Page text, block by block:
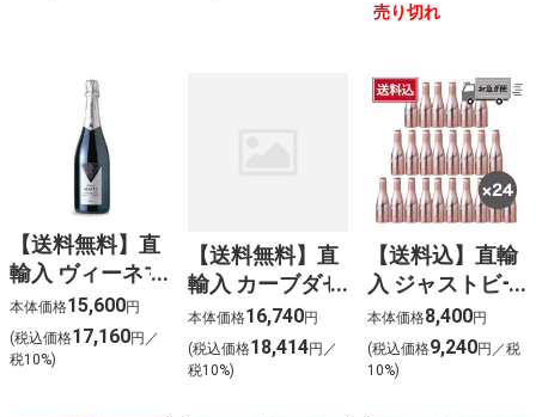
売り切れ
【送料無料】直
輸入 ヴィーネマ
ッテ プロセッコ
DOCG ブリュッ
ト (泡白)（6本
本体価格15,600円
(税込価格17,160円／
税10%)
【送料無料】直
輸入 カーブダゼ
ブルゴーニュシ
ャルドネ（6本
入）
本体価格16,740円
(税込価格18,414円／
税10%)
【送料込】直輸
入 ジャストビー
ロゼ(泡ロゼ)
〈ケース販売〉
本体価格8,400円
(税込価格9,240円／税
10%)